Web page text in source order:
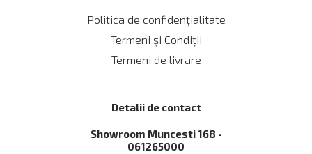
Politica de confidențialitate
Termeni și Сondiții
Termeni de livrare
Detalii de contact
Showroom Muncesti 168 -
061265000